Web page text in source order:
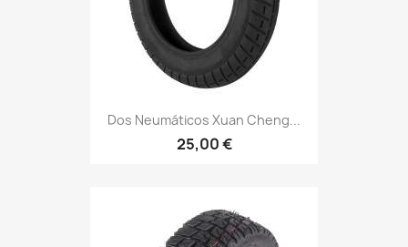
Dos Neumáticos Xuan Cheng...
25,00 €